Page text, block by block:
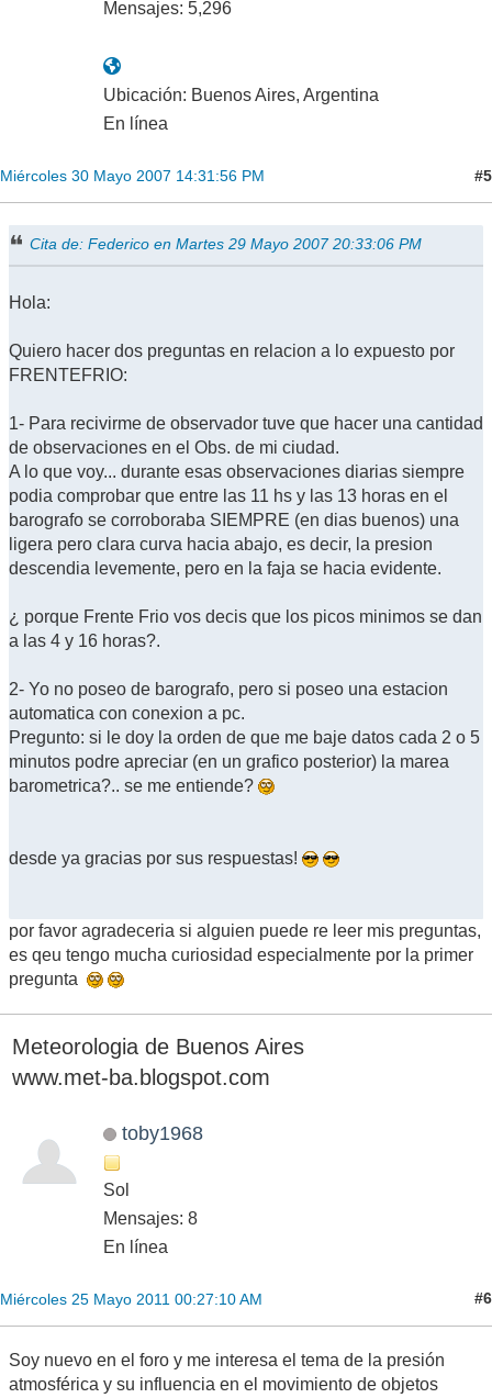
Mensajes: 5,296
Ubicación: Buenos Aires, Argentina
En línea
Miércoles 30 Mayo 2007 14:31:56 PM #5
Cita de: Federico en Martes 29 Mayo 2007 20:33:06 PM
Hola:
Quiero hacer dos preguntas en relacion a lo expuesto por
FRENTEFRIO:
1- Para recivirme de observador tuve que hacer una cantidad
de observaciones en el Obs. de mi ciudad.
A lo que voy... durante esas observaciones diarias siempre
podia comprobar que entre las 11 hs y las 13 horas en el
barografo se corroboraba SIEMPRE (en dias buenos) una
ligera pero clara curva hacia abajo, es decir, la presion
descendia levemente, pero en la faja se hacia evidente.
¿ porque Frente Frio vos decis que los picos minimos se dan
a las 4 y 16 horas?.
2- Yo no poseo de barografo, pero si poseo una estacion
automatica con conexion a pc.
Pregunto: si le doy la orden de que me baje datos cada 2 o 5
minutos podre apreciar (en un grafico posterior) la marea
barometrica?.. se me entiende?
desde ya gracias por sus respuestas!
por favor agradeceria si alguien puede re leer mis preguntas,
es qeu tengo mucha curiosidad especialmente por la primer
pregunta
Meteorologia de Buenos Aires
www.met-ba.blogspot.com
toby1968
Sol
Mensajes: 8
En línea
Miércoles 25 Mayo 2011 00:27:10 AM #6
Soy nuevo en el foro y me interesa el tema de la presión
atmosférica y su influencia en el movimiento de objetos